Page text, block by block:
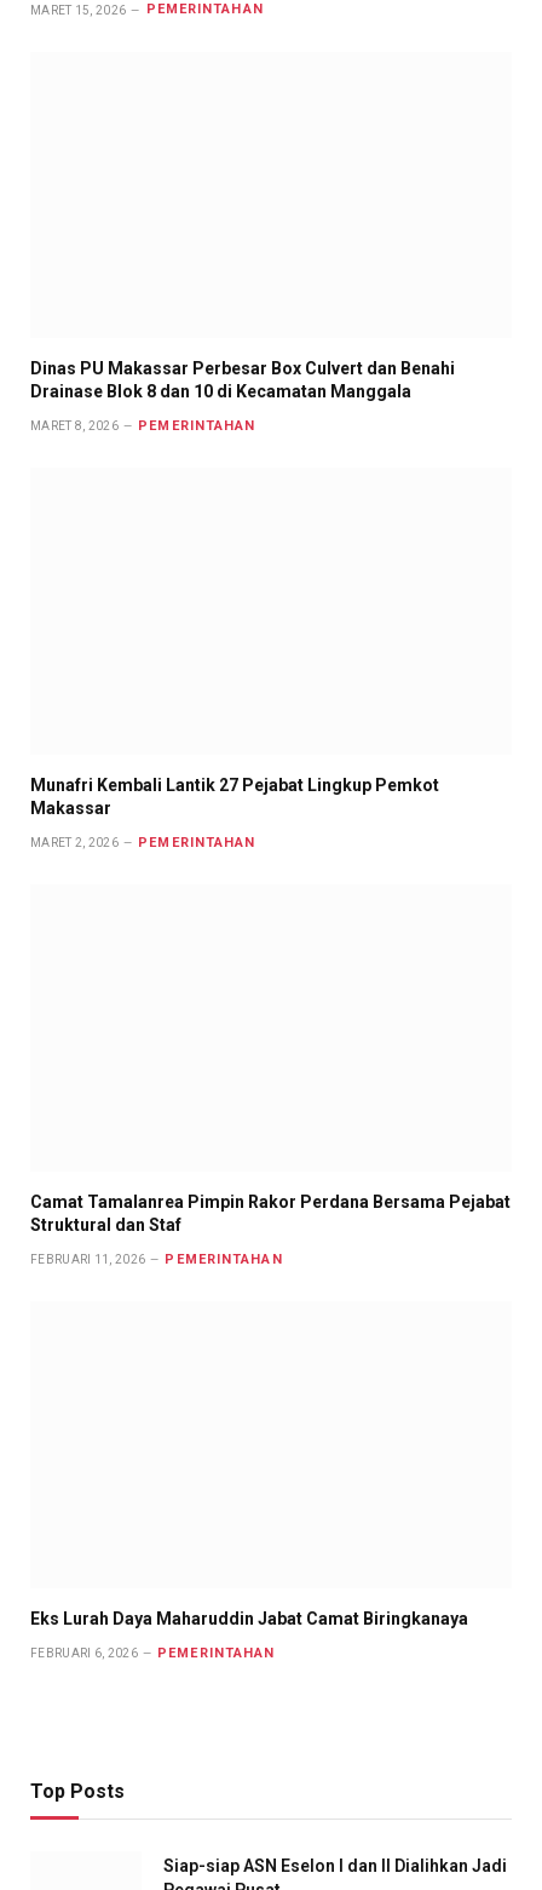
MARET 15, 2026 PEMERINTAHAN
Dinas PU Makassar Perbesar Box Culvert dan Benahi
Drainase Blok 8 dan 10 di Kecamatan Manggala
MARET 8, 2026 PEMERINTAHAN
Munafri Kembali Lantik 27 Pejabat Lingkup Pemkot
Makassar
MARET 2, 2026 PEMERINTAHAN
Camat Tamalanrea Pimpin Rakor Perdana Bersama Pejabat
Struktural dan Staf
FEBRUARI 11, 2026 PEMERINTAHAN
Eks Lurah Daya Maharuddin Jabat Camat Biringkanaya
FEBRUARI 6, 2026 PEMERINTAHAN
Top Posts
Siap-siap ASN Eselon I dan II Dialihkan Jadi